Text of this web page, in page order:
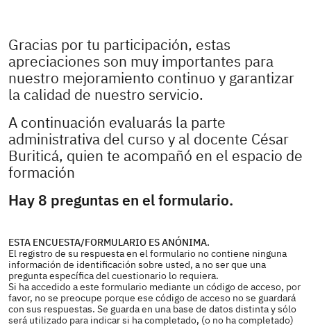
Gracias por tu participación, estas
apreciaciones son muy importantes para
nuestro mejoramiento continuo y garantizar
la calidad de nuestro servicio.
A continuación evaluarás la parte
administrativa del curso y al docente César
Buriticá, quien te acompañó en el espacio de
formación
Hay 8 preguntas en el formulario.
ESTA ENCUESTA/FORMULARIO ES ANÓNIMA.
El registro de su respuesta en el formulario no contiene ninguna
información de identificación sobre usted, a no ser que una
pregunta específica del cuestionario lo requiera.
Si ha accedido a este formulario mediante un código de acceso, por
favor, no se preocupe porque ese código de acceso no se guardará
con sus respuestas. Se guarda en una base de datos distinta y sólo
será utilizado para indicar si ha completado, (o no ha completado)